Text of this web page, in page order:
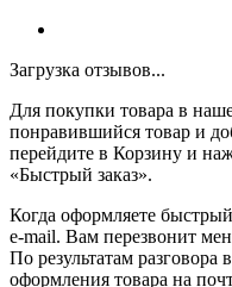
Загрузка отзывов...
Для покупки товара в
понравившийся товар и
перейдите в Корзину и
«Быстрый заказ».
Когда оформляете
e-mail. Вам перезвонит
По результатам
оформления товара на